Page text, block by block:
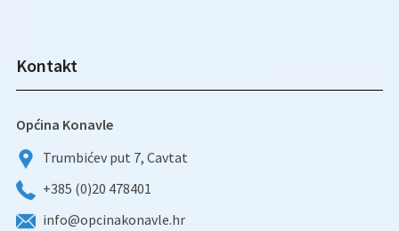
Kontakt
Općina Konavle
Trumbićev put 7, Cavtat
+385 (0)20 478401
info@opcinakonavle.hr